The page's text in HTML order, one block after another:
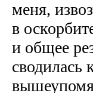
меня,
в
и общее
сводилась